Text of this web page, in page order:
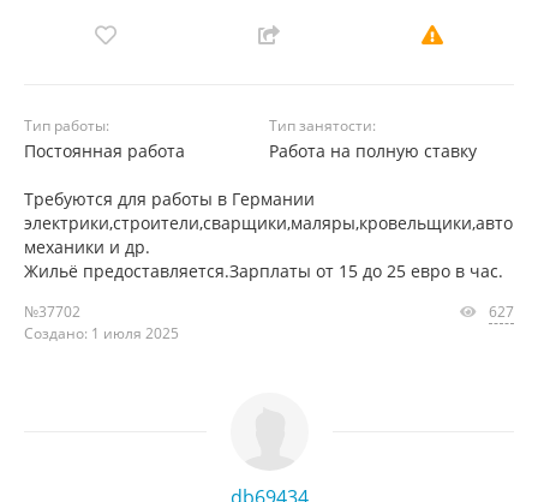
Тип работы:
Постоянная работа
Тип занятости:
Работа на полную ставку
Требуются для работы в Германии
электрики,строители,сварщики,маляры,кровельщики,авто
механики и др.
Жильё предоставляется.Зарплаты от 15 до 25 евро в час.
№37702
Создано: 1 июля 2025
627
db69434